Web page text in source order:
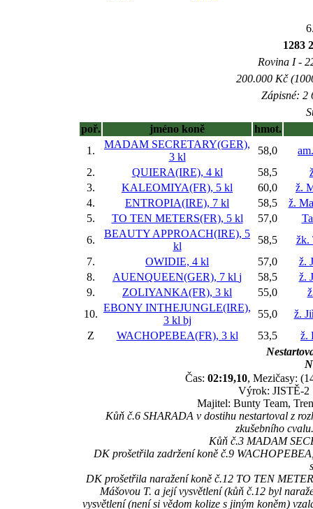
1283
Rovina I -
200.000 Kč
Zápisné: 2
poř.
jméno koně
hmot.
1.
MADAM SECRETARY(GER),
3 kl
58,0
2.
QUIERA(IRE), 4 kl 58,5
3.
KALEOMIYA(FR), 5 kl 60,0
ž.
4.
ENTROPIA(IRE), 7 kl 58,5
ž.
5.
TO TEN METERS(FR), 5 kl 57,0
6.
BEAUTY APPROACH(IRE), 5
kl
58,5
žk.
7.
OWIDIE, 4 kl 57,0
ž.
8.
AUENQUEEN(GER), 7 kl j 58,5
ž.
9.
ZOLIYANKA(FR), 3 kl 55,0
10.
EBONY INTHEJUNGLE(IRE),
3 kl bj
55,0
ž.
Z
WACHOPEBEA(FR), 3 kl 53,5
ž.
Čas: 02:19,10, Mezičasy:
Výrok: JISTĚ-2
Majitel: Bunty Team,
Kůň č.6 SHARADA v dostihu nestartoval z
zkušebního
Kůň č.3 MADAM
DK prošetřila zadržení koně č.9
DK prošetřila naražení koně č.12 TO TEN
Mášovou T. a její vysvětlení (kůň č.12 byl
vysvětlení (není si vědom kolize s jiným koněm)